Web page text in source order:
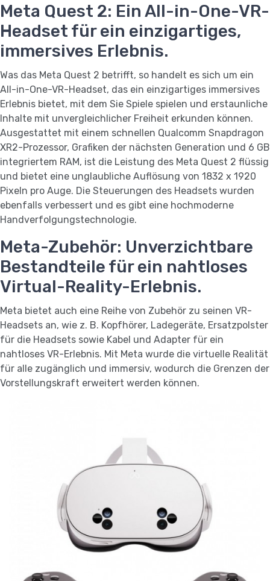
Meta Quest 2: Ein All-in-One-VR-
Headset für ein einzigartiges,
immersives Erlebnis.
Was das Meta Quest 2 betrifft, so handelt es sich um ein
All-in-One-VR-Headset, das ein einzigartiges immersives
Erlebnis bietet, mit dem Sie Spiele spielen und erstaunliche
Inhalte mit unvergleichlicher Freiheit erkunden können.
Ausgestattet mit einem schnellen Qualcomm Snapdragon
XR2-Prozessor, Grafiken der nächsten Generation und 6 GB
integriertem RAM, ist die Leistung des Meta Quest 2 flüssig
und bietet eine unglaubliche Auflösung von 1832 x 1920
Pixeln pro Auge. Die Steuerungen des Headsets wurden
ebenfalls verbessert und es gibt eine hochmoderne
Handverfolgungstechnologie.
Meta-Zubehör: Unverzichtbare
Bestandteile für ein nahtloses
Virtual-Reality-Erlebnis.
Meta bietet auch eine Reihe von Zubehör zu seinen VR-
Headsets an, wie z. B. Kopfhörer, Ladegeräte, Ersatzpolster
für die Headsets sowie Kabel und Adapter für ein
nahtloses VR-Erlebnis. Mit Meta wurde die virtuelle Realität
für alle zugänglich und immersiv, wodurch die Grenzen der
Vorstellungskraft erweitert werden können.